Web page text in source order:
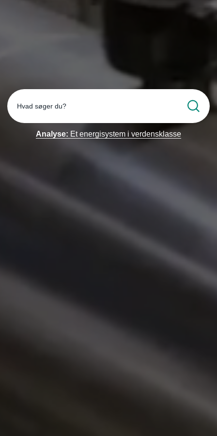
Hvad søger du?
Analyse: Et energisystem i verdensklasse